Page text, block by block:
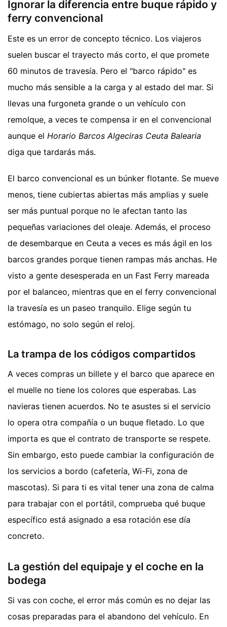
Ignorar la diferencia entre buque rápido y
ferry convencional
Este es un error de concepto técnico. Los viajeros
suelen buscar el trayecto más corto, el que promete
60 minutos de travesía. Pero el "barco rápido" es
mucho más sensible a la carga y al estado del mar. Si
llevas una furgoneta grande o un vehículo con
remolque, a veces te compensa ir en el convencional
aunque el Horario Barcos Algeciras Ceuta Balearia
diga que tardarás más.
El barco convencional es un búnker flotante. Se mueve
menos, tiene cubiertas abiertas más amplias y suele
ser más puntual porque no le afectan tanto las
pequeñas variaciones del oleaje. Además, el proceso
de desembarque en Ceuta a veces es más ágil en los
barcos grandes porque tienen rampas más anchas. He
visto a gente desesperada en un Fast Ferry mareada
por el balanceo, mientras que en el ferry convencional
la travesía es un paseo tranquilo. Elige según tu
estómago, no solo según el reloj.
La trampa de los códigos compartidos
A veces compras un billete y el barco que aparece en
el muelle no tiene los colores que esperabas. Las
navieras tienen acuerdos. No te asustes si el servicio
lo opera otra compañía o un buque fletado. Lo que
importa es que el contrato de transporte se respete.
Sin embargo, esto puede cambiar la configuración de
los servicios a bordo (cafetería, Wi-Fi, zona de
mascotas). Si para ti es vital tener una zona de calma
para trabajar con el portátil, comprueba qué buque
específico está asignado a esa rotación ese día
concreto.
La gestión del equipaje y el coche en la
bodega
Si vas con coche, el error más común es no dejar las
cosas preparadas para el abandono del vehículo. En